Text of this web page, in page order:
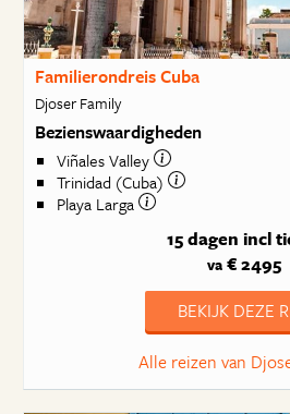
Familierondreis Cuba
Djoser Family
Bezienswaardigheden
Viñales Valley
Trinidad (Cuba)
Playa Larga
15 dagen incl
va € 2495
BEKIJK DEZE
Alle reizen van